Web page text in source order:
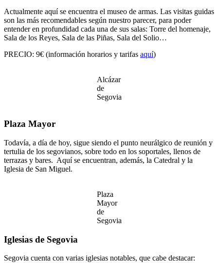
Actualmente aquí se encuentra el museo de armas. Las visitas guidas
son las más recomendables según nuestro parecer, para poder
entender en profundidad cada una de sus salas: Torre del homenaje,
Sala de los Reyes, Sala de las Piñas, Sala del Solio…
PRECIO: 9€ (información horarios y tarifas aquí)
Alcázar
de
Segovia
Plaza Mayor
Todavía, a día de hoy, sigue siendo el punto neurálgico de reunión y
tertulia de los segovianos, sobre todo en los soportales, llenos de
terrazas y bares. Aquí se encuentran, además, la Catedral y la
Iglesia de San Miguel.
Plaza
Mayor
de
Segovia
Iglesias de Segovia
Segovia cuenta con varias iglesias notables, que cabe destacar: